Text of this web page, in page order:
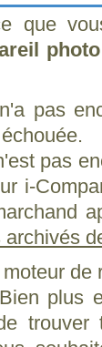
que
pas
pas
i-
archivés
de
plus
trouver